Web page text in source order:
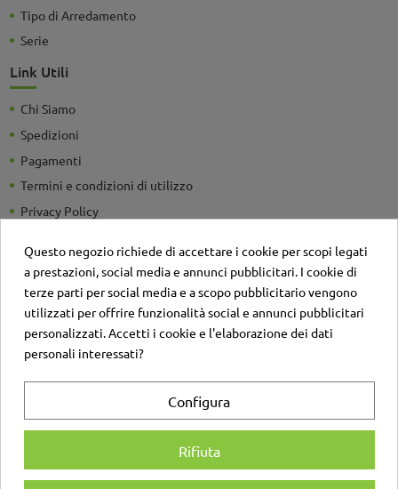
Tipo di Arredamento
Serie
Link Utili
Chi Siamo
Spedizioni
Pagamenti
Termini e condizioni di utilizzo
Privacy Policy
Detrazioni Fiscali
Sei un'azienda? Richiedi un listino personalizzato
Il negozio
Contatti
Registrati
Questo negozio richiede di accettare i cookie per scopi legati
a prestazioni, social media e annunci pubblicitari. I cookie di
terze parti per social media e a scopo pubblicitario vengono
utilizzati per offrire funzionalità social e annunci pubblicitari
personalizzati. Accetti i cookie e l'elaborazione dei dati
personali interessati?
Configura
Rifiuta